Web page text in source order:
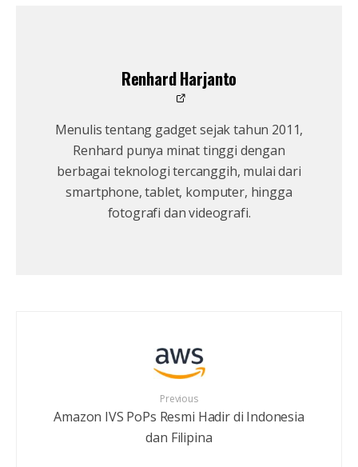
Renhard Harjanto
Menulis tentang gadget sejak tahun 2011,
Renhard punya minat tinggi dengan
berbagai teknologi tercanggih, mulai dari
smartphone, tablet, komputer, hingga
fotografi dan videografi.
Previous
Amazon IVS PoPs Resmi Hadir di Indonesia
dan Filipina